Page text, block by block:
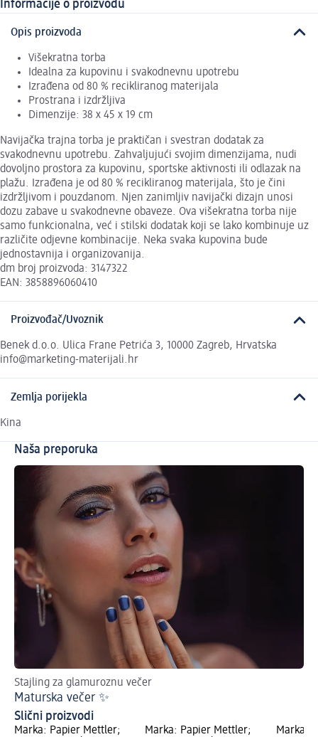
Informacije o proizvodu
Opis proizvoda
Višekratna torba
Idealna za kupovinu i svakodnevnu upotrebu
Izrađena od 80 % recikliranog materijala
Prostrana i izdržljiva
Dimenzije: 38 x 45 x 19 cm
Navijačka trajna torba je praktičan i svestran dodatak za
svakodnevnu upotrebu. Zahvaljujući svojim dimenzijama, nudi
dovoljno prostora za kupovinu, sportske aktivnosti ili odlazak na
plažu. Izrađena je od 80 % recikliranog materijala, što je čini
izdržljivom i pouzdanom. Njen zanimljiv navijački dizajn unosi
dozu zabave u svakodnevne obaveze. Ova višekratna torba nije
samo funkcionalna, već i stilski dodatak koji se lako kombinuje uz
različite odjevne kombinacije. Neka svaka kupovina bude
jednostavnija i organizovanija.
dm broj proizvoda: 3147322
EAN: 3858896060410
Proizvođač/Uvoznik
Benek d.o.o. Ulica Frane Petrića 3, 10000 Zagreb, Hrvatska
info@marketing-materijali.hr
Zemlja porijekla
Kina
Naša preporuka
Stajling za glamuroznu večer
Maturska večer ✨
Slični proizvodi
Marka: Papier Mettler;
Marka: Papier Mettler;
Marka: